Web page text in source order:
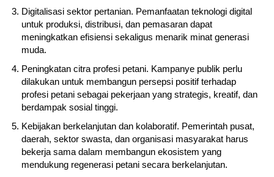
Digitalisasi sektor pertanian. Pemanfaatan teknologi digital
untuk produksi, distribusi, dan pemasaran dapat
meningkatkan efisiensi sekaligus menarik minat generasi
muda.
Peningkatan citra profesi petani. Kampanye publik perlu
dilakukan untuk membangun persepsi positif terhadap
profesi petani sebagai pekerjaan yang strategis, kreatif, dan
berdampak sosial tinggi.
Kebijakan berkelanjutan dan kolaboratif. Pemerintah pusat,
daerah, sektor swasta, dan organisasi masyarakat harus
bekerja sama dalam membangun ekosistem yang
mendukung regenerasi petani secara berkelanjutan.